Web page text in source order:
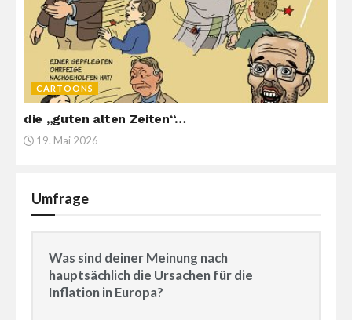
CARTOONS
die „guten alten Zeiten“…
19. Mai 2026
Umfrage
Was sind deiner Meinung nach
hauptsächlich die Ursachen für die
Inflation in Europa?